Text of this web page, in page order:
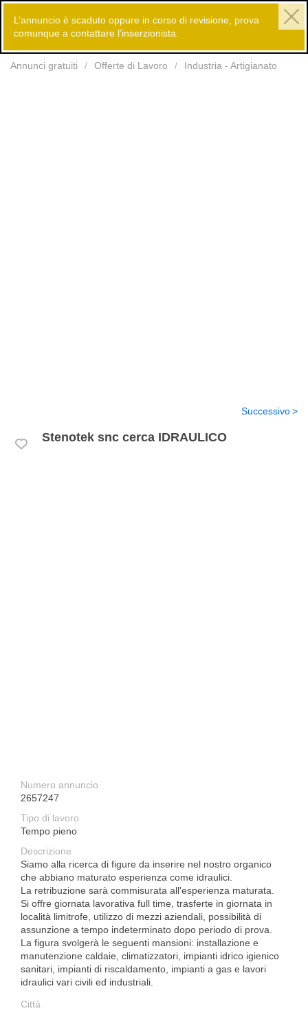
Annunci gratuiti Offerte di Lavoro Industria - Artigianato
L’annuncio è scaduto oppure in corso di revisione, prova
comunque a contattare l’inserzionista.
Stenotek snc cerca IDRAULICO
Successivo
Numero annuncio
2657247
Tipo di lavoro
Tempo pieno
Descrizione
Siamo alla ricerca di figure da inserire nel nostro organico
che abbiano maturato esperienza come idraulici.
La retribuzione sarà commisurata all'esperienza maturata.
Si offre giornata lavorativa full time, trasferte in giornata in
località limitrofe, utilizzo di mezzi aziendali, possibilità di
assunzione a tempo indeterminato dopo periodo di prova.
La figura svolgerà le seguenti mansioni: installazione e
manutenzione caldaie, climatizzatori, impianti idrico igienico
sanitari, impianti di riscaldamento, impianti a gas e lavori
idraulici vari civili ed industriali.
Città